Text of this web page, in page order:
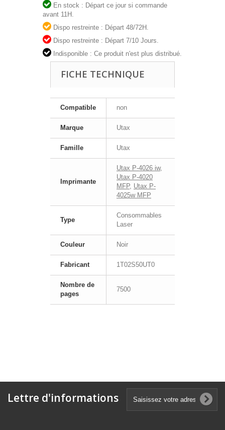
En stock : Départ ce jour si commande
avant 11H.
Dispo restreinte : Départ 48/72H.
Dispo restreinte : Départ 7/10 Jours.
Indisponible : Ce produit n'est plus distribué.
FICHE TECHNIQUE
Compatible non
Marque Utax
Famille Utax
Imprimante
Utax P-4026 iw,
Utax P-4020
MFP, Utax P-
4025w MFP
Type
Consommables
Laser
Couleur Noir
Fabricant 1T02S50UT0
Nombre de
pages
7500
Lettre d'informations